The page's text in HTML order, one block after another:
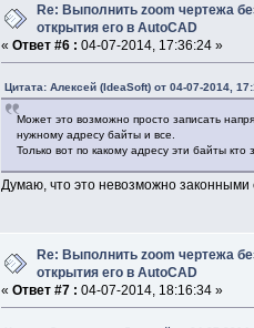
Re: Выполнить zoom чертежа
открытия его в AutoCAD
« Ответ #6 : 04-07-2014, 17:36:24 »
Цитата: Алексей (IdeaSoft) от 04-07-2014,
Может это возможно просто записать
нужному адресу байты и все.
Только вот по какому адресу эти байты
Думаю, что это невозможно
Re: Выполнить zoom чертежа
открытия его в AutoCAD
« Ответ #7 : 04-07-2014, 18:16:34 »